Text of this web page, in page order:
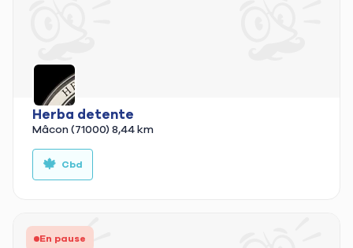
Herba detente
Mâcon (71000) 8,44 km
🍁 Cbd
En pause